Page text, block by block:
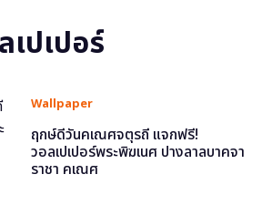
เปเปอร์
Wallpaper
ฤกษ์ดีวันคเณศจตุรถี แจกฟรี!
วอลเปเปอร์พระพิฆเนศ ปางลาลบาคจา
ราชา คเณศ